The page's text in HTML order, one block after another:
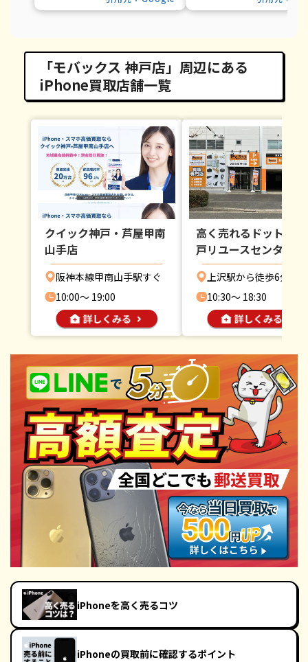
「モバックス 神戸店」周辺にある
iPhone買取店舗一覧
クイック神戸・芦屋甲南
山手店
阪神本線甲南山手駅すぐ
10:00〜 19:00
高く売れるドットコ
戸リユースセンター
上沢駅から徒歩6分
10:30〜 18:30
iPhoneを高く売るコツ
iPhoneの買取前に確認するポイント